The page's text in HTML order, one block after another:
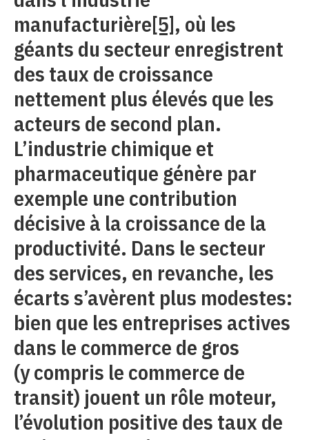
manufacturière[5], où les
géants du secteur enregistrent
des taux de croissance
nettement plus élevés que les
acteurs de second plan.
L’industrie chimique et
pharmaceutique génère par
exemple une contribution
décisive à la croissance de la
productivité. Dans le secteur
des services, en revanche, les
écarts s’avèrent plus modestes:
bien que les entreprises actives
dans le commerce de gros
(y compris le commerce de
transit) jouent un rôle moteur,
l’évolution positive des taux de